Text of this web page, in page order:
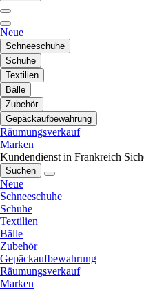
Neue
Schneeschuhe
Schuhe
Textilien
Bälle
Zubehör
Gepäckaufbewahrung
Räumungsverkauf
Marken
Kundendienst in Frankreich
Suchen
Neue
Schneeschuhe
Schuhe
Textilien
Bälle
Zubehör
Gepäckaufbewahrung
Räumungsverkauf
Marken